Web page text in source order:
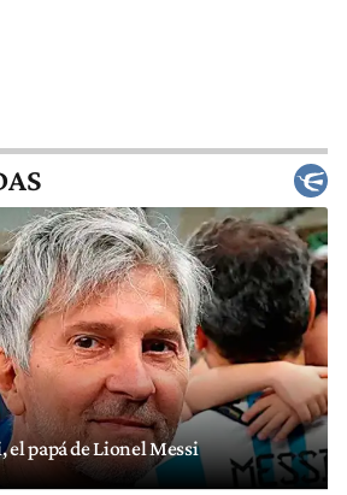
el papá de Lionel Messi